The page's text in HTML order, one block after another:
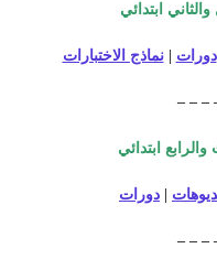
ابتدائي
دورات |نماذج الاختبارات
– – –
ابتدائي
دورات
– – –